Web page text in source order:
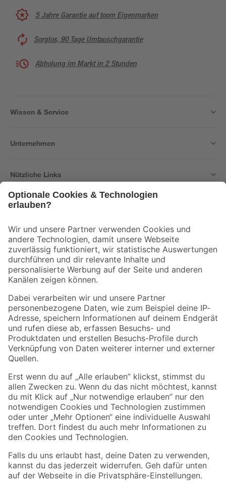
5 Jahre Garantie auf toom Eigenmarken
Sorglos, 90 Tage Umtauschgarantie
Abholung im Markt in 2 Stunden
Wissen & Service
Unternehmen
Nützliche Links
Der toom Newsletter: Keine Angebote und Aktionen mehr verpassen!
Zur Newsletter Anmeldung
Folge uns
Zahlungsarten Versandarten
Sicher einkaufen
Jetzt die toom-App herunterladen
Alle Preisangaben in EUR inkl. gesetzl. MwSt.. Die dargestellten Angebote sind unter
Umständen nicht in allen Märkten verfügbar. Die angegebenen Verfügbarkeiten beziehen